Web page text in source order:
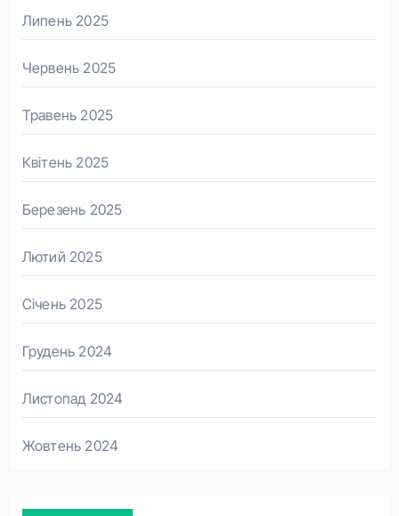
Липень 2025
Червень 2025
Травень 2025
Квітень 2025
Березень 2025
Лютий 2025
Січень 2025
Грудень 2024
Листопад 2024
Жовтень 2024